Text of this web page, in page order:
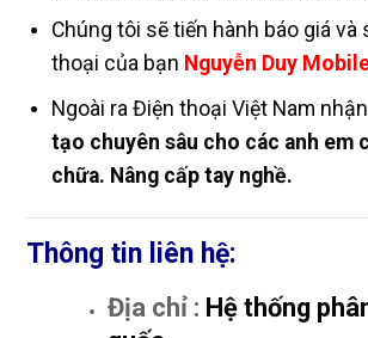
Chúng tôi sẽ tiến hành báo giá và
thoại của bạn Nguyễn Duy
Ngoài ra Điện thoại Việt Nam
tạo chuyên sâu cho các anh em
chữa. Nâng cấp tay nghề.
Thông tin liên hệ:
Địa chỉ : Hệ thống